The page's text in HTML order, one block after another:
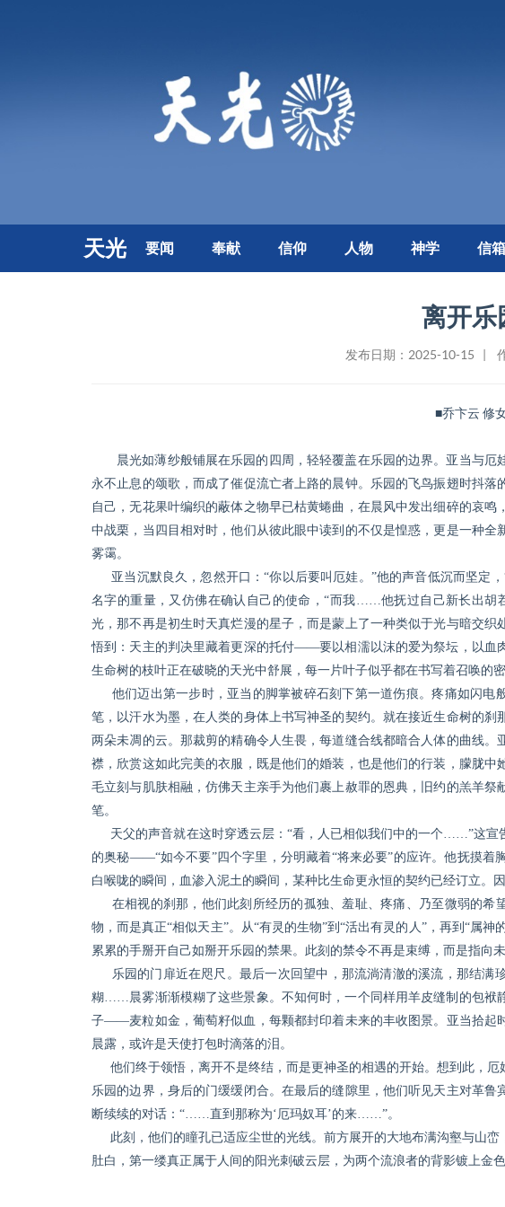
天光 要闻 奉献 信仰 人物 神学 信箱
离开乐
发布日期：2025-10-15 |
■乔卞云 修
晨光如薄纱般铺展在乐园的四周，轻轻覆盖在乐园的边界。亚当与
永不止息的颂歌，而成了催促流亡者上路的晨钟。乐园的飞鸟振翅时抖
自己，无花果叶编织的蔽体之物早已枯黄蜷曲，在晨风中发出细碎的哀
中战栗，当四目相对时，他们从彼此眼中读到的不仅是惶惑，更是一种
雾霭。
亚当沉默良久，忽然开口：“你以后要叫厄娃。”他的声音低沉而坚定
名字的重量，又仿佛在确认自己的使命，“而我……他抚过自己新长出胡
光，那不再是初生时天真烂漫的星子，而是蒙上了一种类似于光与暗交
悟到：天主的判决里藏着更深的托付——要以相濡以沫的爱为祭坛，以血
生命树的枝叶正在破晓的天光中舒展，每一片叶子似乎都在书写着召唤的密
他们迈出第一步时，亚当的脚掌被碎石刻下第一道伤痕。疼痛如闪
笔，以汗水为墨，在人类的身体上书写神圣的契约。就在接近生命树的
两朵未凋的云。那裁剪的精确令人生畏，每道缝合线都暗合人体的曲线
襟，欣赏这如此完美的衣服，既是他们的婚装，也是他们的行装，朦胧
毛立刻与肌肤相融，仿佛天主亲手为他们裹上赦罪的恩典，旧约的羔羊
笔。
天父的声音就在这时穿透云层：“看，人已相似我们中的一个……”这
的奥秘——“如今不要”四个字里，分明藏着“将来必要”的应许。他抚摸着
白喉咙的瞬间，血渗入泥土的瞬间，某种比生命更永恒的契约已经订立。
在相视的刹那，他们此刻所经历的孤独、羞耻、疼痛、乃至微弱的
物，而是真正“相似天主”。从“有灵的生物”到“活出有灵的人”，再到“属
累累的手掰开自己如掰开乐园的禁果。此刻的禁令不再是束缚，而是指向未
乐园的门扉近在咫尺。最后一次回望中，那流淌清澈的溪流，那结
糊……晨雾渐渐模糊了这些景象。不知何时，一个同样用羊皮缝制的包袱
子——麦粒如金，葡萄籽似血，每颗都封印着未来的丰收图景。亚当拾
晨露，或许是天使打包时滴落的泪。
他们终于领悟，离开不是终结，而是更神圣的相遇的开始。想到此，
乐园的边界，身后的门缓缓闭合。在最后的缝隙里，他们听见天主对革
断续续的对话：“……直到那称为‘厄玛奴耳’的来……”。
此刻，他们的瞳孔已适应尘世的光线。前方展开的大地布满沟壑与山
肚白，第一缕真正属于人间的阳光刺破云层，为两个流浪者的背影镀上金